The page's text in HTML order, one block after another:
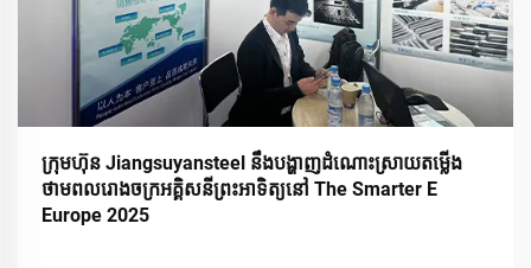
ក្រុមហ៊ុន Jiangsuyansteel នឹងបង្ហាញដំណោះស្រាយតម្លើង
ថាមពលរោងចក្រអគ្គិសនីព្រះអាទិត្យនៅ The Smarter E
Europe 2025